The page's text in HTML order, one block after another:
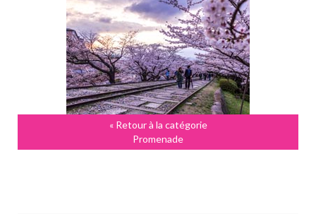
« Retour à la catégorie
Promenade